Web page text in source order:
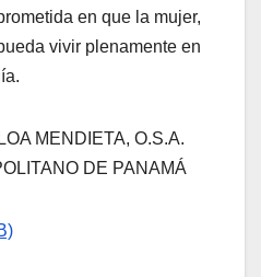
en que la mujer,
vivir plenamente en
MENDIETA, O.S.A.
DE PANAMÁ